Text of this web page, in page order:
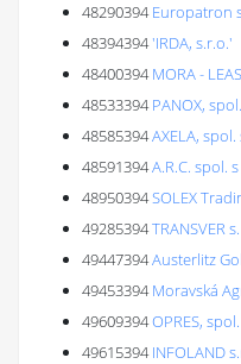
48290394 Europatron
48394394'IRDA, s.r.o.'
48400394 MORA -
48533394 PANOX,
48585394AXELA, spol.
48591394A.R.C. spol.
48950394SOLEX
49285394TRANSVER
49447394Austerlitz
49453394 Moravská
49609394OPRES,
49615394 INFOLAND